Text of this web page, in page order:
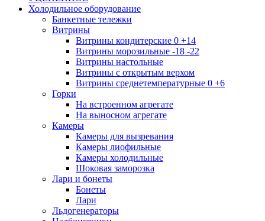
Холодильное оборудование
Банкетные тележки
Витрины
Витрины кондитерские 0 +14
Витрины морозильные -18 -22
Витрины настольные
Витрины с открытым верхом
Витрины среднетемпературные 0 +6
Горки
На встроенном агрегате
На выносном агрегате
Камеры
Камеры для вызревания
Камеры лиофильные
Камеры холодильные
Шоковая заморозка
Лари и бонеты
Бонеты
Лари
Льдогенераторы